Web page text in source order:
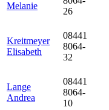
Melanie
26
Kreitmeyer
Elisabeth
08441
8064-
32
Lange
Andrea
08441
8064-
10